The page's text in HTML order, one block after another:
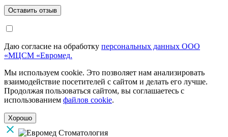
Даю согласие на обработку персональных данных ООО
«МЦСМ «Евромед.
Мы используем cookie. Это позволяет нам анализировать
взаимодействие посетителей с сайтом и делать его лучше.
Продолжая пользоваться сайтом, вы соглашаетесь с
использованием файлов cookie.
Хорошо